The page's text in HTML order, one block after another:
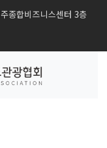
종합비즈니스센터 3층